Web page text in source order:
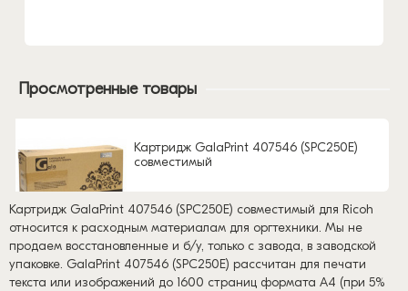
Просмотренные товары
Картридж GalaPrint 407546 (SPC250E)
совместимый
Картридж GalaPrint 407546 (SPC250E) совместимый для Ricoh
относится к расходным материалам для оргтехники. Мы не
продаем восстановленные и б/у, только с завода, в заводской
упаковке. GalaPrint 407546 (SPC250E) рассчитан для печати
текста или изображений до 1600 страниц формата А4 (при 5%